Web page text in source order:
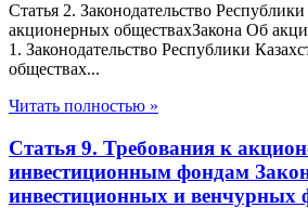
Статья 2. Законодательство
акционерных обществахЗакона Об
1. Законодательство Республики
обществах...
Читать полностью »
Статья 9. Требования к
инвестиционным фондам
инвестиционных и венчурных